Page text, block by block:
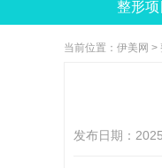
整形项
当前位置： 伊美网 >
发布日期：